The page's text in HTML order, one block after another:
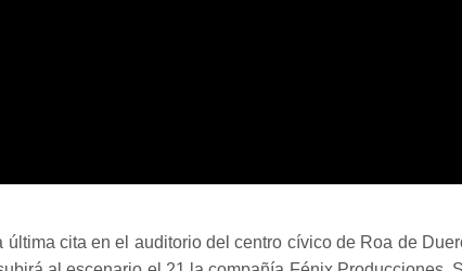
cita en el auditorio del centro cívico de Roa de